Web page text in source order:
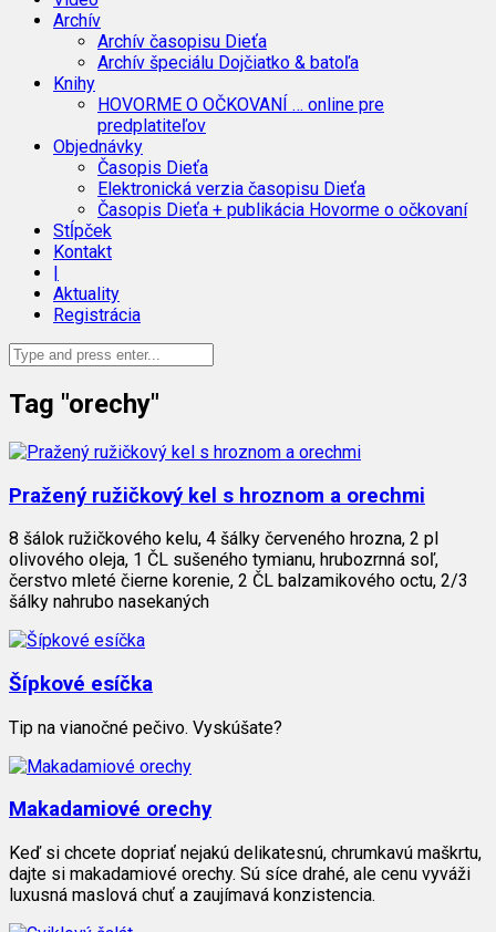
Archív
Archív časopisu Dieťa
Archív špeciálu Dojčiatko & batoľa
Knihy
HOVORME O OČKOVANÍ … online pre
predplatiteľov
Objednávky
Časopis Dieťa
Elektronická verzia časopisu Dieťa
Časopis Dieťa + publikácia Hovorme o očkovaní
Stĺpček
Kontakt
|
Aktuality
Registrácia
Tag "orechy"
Pražený ružičkový kel s hroznom a orechmi
8 šálok ružičkového kelu, 4 šálky červeného hrozna, 2 pl
olivového oleja, 1 ČL sušeného tymianu, hrubozrnná soľ,
čerstvo mleté čierne korenie, 2 ČL balzamikového octu, 2/3
šálky nahrubo nasekaných
Šípkové esíčka
Tip na vianočné pečivo. Vyskúšate?
Makadamiové orechy
Keď si chcete dopriať nejakú delikatesnú, chrumkavú maškrtu,
dajte si makadamiové orechy. Sú síce drahé, ale cenu vyváži
luxusná maslová chuť a zaujímavá konzistencia.